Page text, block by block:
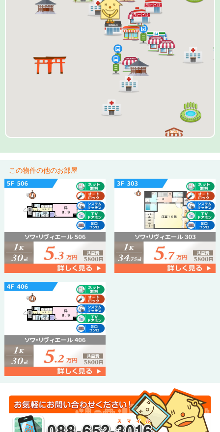
この物件の他のお部屋